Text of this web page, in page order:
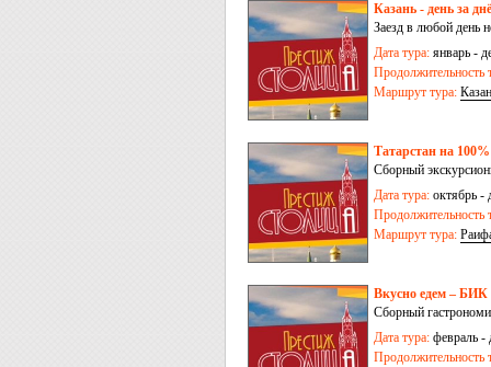
Казань - день за
Заезд в любой день
Дата тура: январь -
Продолжительность
Маршрут тура:
Татарстан на
Сборный
Дата тура: октябрь -
Продолжительность
Маршрут тура:
Вкусно едем –
Сборный
Дата тура: февраль -
Продолжительность